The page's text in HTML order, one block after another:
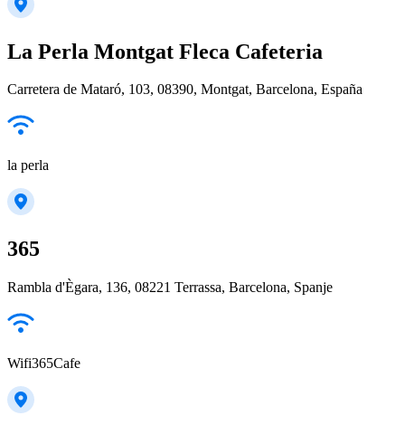
La Perla Montgat Fleca Cafeteria
Carretera de Mataró, 103, 08390, Montgat, Barcelona, España
la perla
365
Rambla d'Ègara, 136, 08221 Terrassa, Barcelona, Spanje
Wifi365Cafe